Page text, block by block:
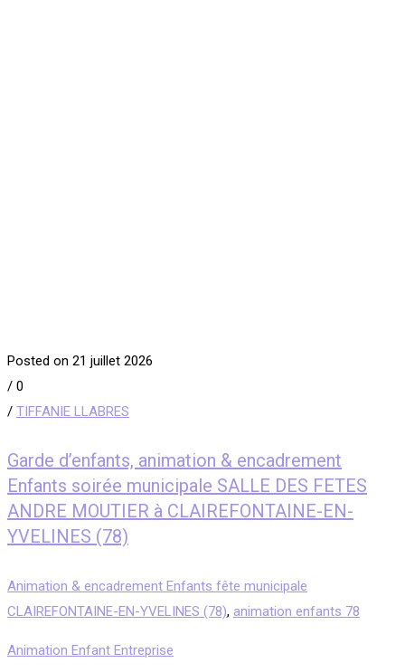
Posted on 21 juillet 2026
/ 0
/ TIFFANIE LLABRES
Garde d’enfants, animation & encadrement
Enfants soirée municipale SALLE DES FETES
ANDRE MOUTIER à CLAIREFONTAINE-EN-
YVELINES (78)
Animation & encadrement Enfants fête municipale
CLAIREFONTAINE-EN-YVELINES (78), animation enfants 78
Animation Enfant Entreprise